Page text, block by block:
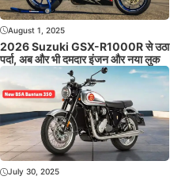
August 1, 2025
2026 Suzuki GSX-R1000R से उठा
पर्दा, अब और भी दमदार इंजन और नया लुक
July 30, 2025